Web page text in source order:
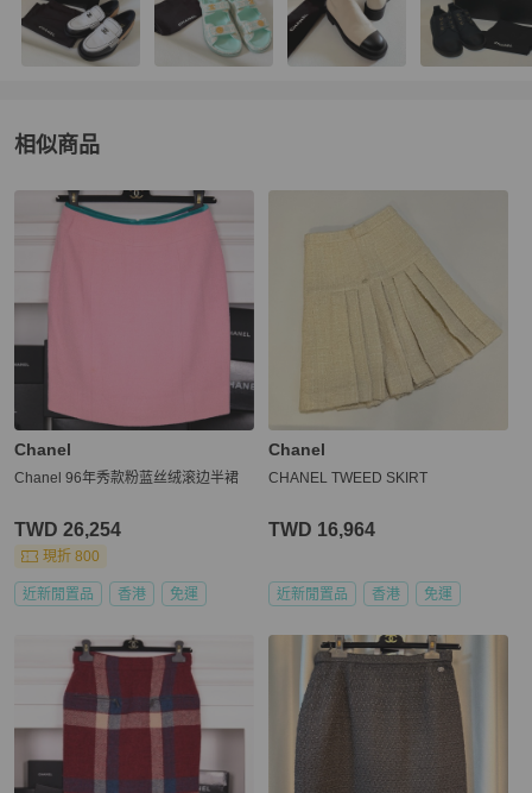
相似商品
更多相似Chanel女裝推薦精品
Chanel
Chanel 96年秀款粉蓝丝绒滚边半裙
TWD 26,254
現折 800
近新閒置品 香港 免運
Chanel
CHANEL TWEED SKIRT
TWD 16,964
近新閒置品 香港 免運